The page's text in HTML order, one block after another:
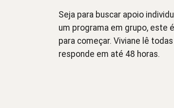
Seja para buscar apoio
um programa em grupo, este
para começar. Viviane lê
responde em até 48 horas.